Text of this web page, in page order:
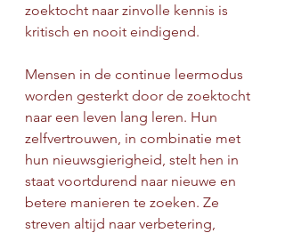
zoektocht naar zinvolle kennis is
kritisch en nooit eindigend.
Mensen in de continue leermodus
worden gesterkt door de zoektocht
naar een leven lang leren. Hun
zelfvertrouwen, in combinatie met
hun nieuwsgierigheid, stelt hen in
staat voortdurend naar nieuwe en
betere manieren te zoeken. Ze
streven altijd naar verbetering,